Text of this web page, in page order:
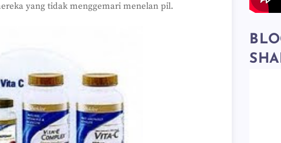
yang tidak menggemari menelan pil.